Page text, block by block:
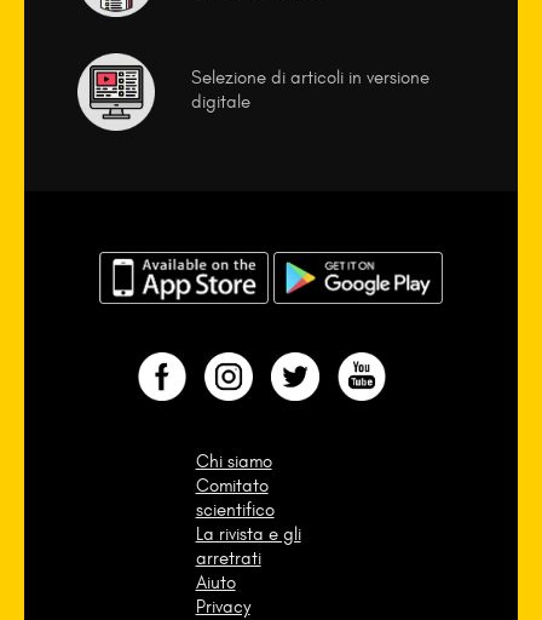
Selezione di articoli in versione
digitale
Chi siamo
Comitato
scientifico
La rivista e gli
arretrati
Aiuto
Privacy